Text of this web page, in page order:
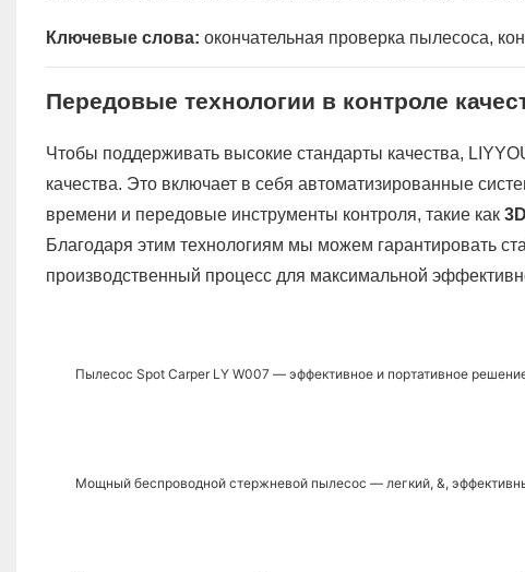
Ключевые слова: окончательная проверка пылесоса,
Передовые технологии в контроле
Чтобы поддерживать высокие стандарты качества,
качества. Это включает в себя автоматизированные
времени и передовые инструменты контроля, такие как
Благодаря этим технологиям мы можем гарантировать
производственный процесс для максимальной
Пылесос Spot Carper LY W007 — эффективное и портативное
Мощный беспроводной стержневой пылесос — легкий, &,